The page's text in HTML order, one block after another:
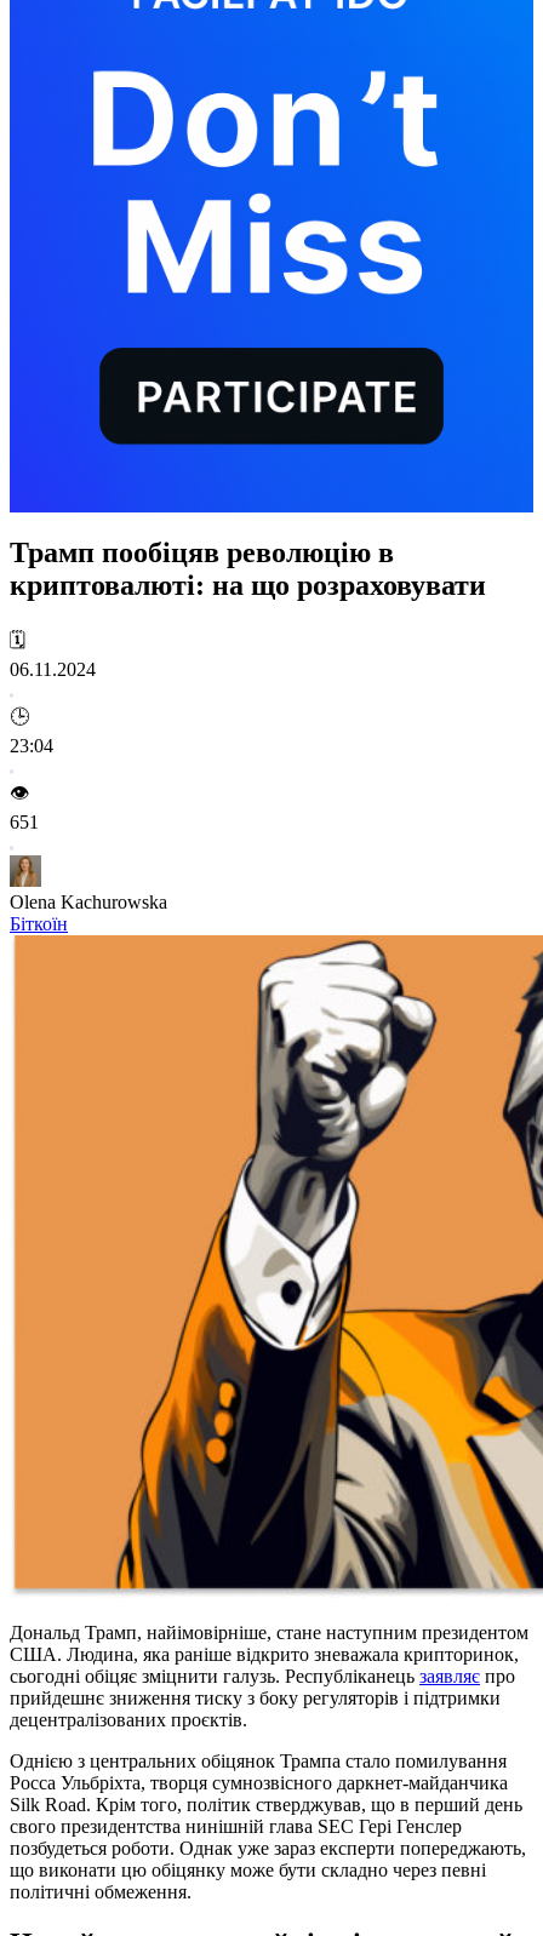
Трамп пообіцяв революцію в
криптовалюті: на що розраховувати
🗓️
06.11.2024
🕒
23:04
👁️
651
Olena Kachurowska
Біткоїн
Дональд Трамп, найімовірніше, стане наступним президентом
США. Людина, яка раніше відкрито зневажала крипторинок,
сьогодні обіцяє зміцнити галузь. Республіканець заявляє про
прийдешнє зниження тиску з боку регуляторів і підтримки
децентралізованих проєктів.
Однією з центральних обіцянок Трампа стало помилування
Росса Ульбріхта, творця сумнозвісного даркнет-майданчика
Silk Road. Крім того, політик стверджував, що в перший день
свого президентства нинішній глава SEC Гері Генслер
позбудеться роботи. Однак уже зараз експерти попереджають,
що виконати цю обіцянку може бути складно через певні
політичні обмеження.